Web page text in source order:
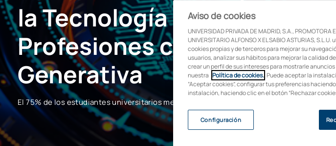
la Tecnología en las
Profesiones con foco en IA
Generativa
El 75% de los estudiantes universitarios menores de 25 años utilizan la IA Generativa
Aviso de cookies
UNIVERSIDAD PRIVADA DE MADRID, S.A.,
UNIVERSITARIO ALFONSO X EL SABIO ASTURIAS,
cookies propias y de terceros para mejorar su
usuarios, analizar sus hábitos para mejorar la calidad
crear un perfil de sus intereses para mostrarle
nuestra Política de cookies. . Puede aceptar la
“Aceptar cookies”, configurar tus preferencias
instalación, haciendo clic en el botón “Rechazar
Configuración